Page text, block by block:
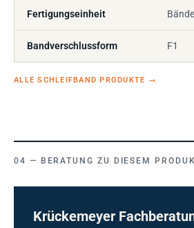
Fertigungseinheit
Bandverschlussform F1
ALLE SCHLEIFBAND PRODUKTE →
BERATUNG ZU DIESEM
Krückemeyer